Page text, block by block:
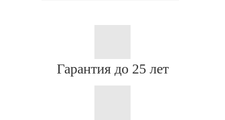
Гарантия до 25 лет